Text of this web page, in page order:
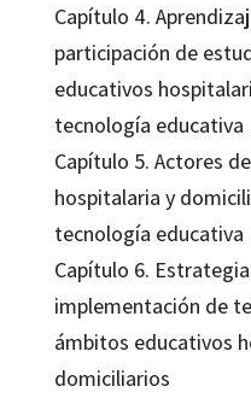
Capítulo 4.
participación de
educativos
tecnología educativa
Capítulo 5. Actores
hospitalaria y
tecnología educativa
Capítulo 6.
implementación de
ámbitos educativos
domiciliarios